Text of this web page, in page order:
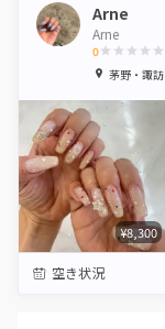
Arne
Arne
0
1 2 3 4 5
茅野・諏訪
¥8,300
空き状況